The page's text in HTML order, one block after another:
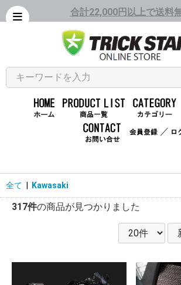
合計22,000円以上で送料
／
全て Kawasaki
317件の商品が見つかりました